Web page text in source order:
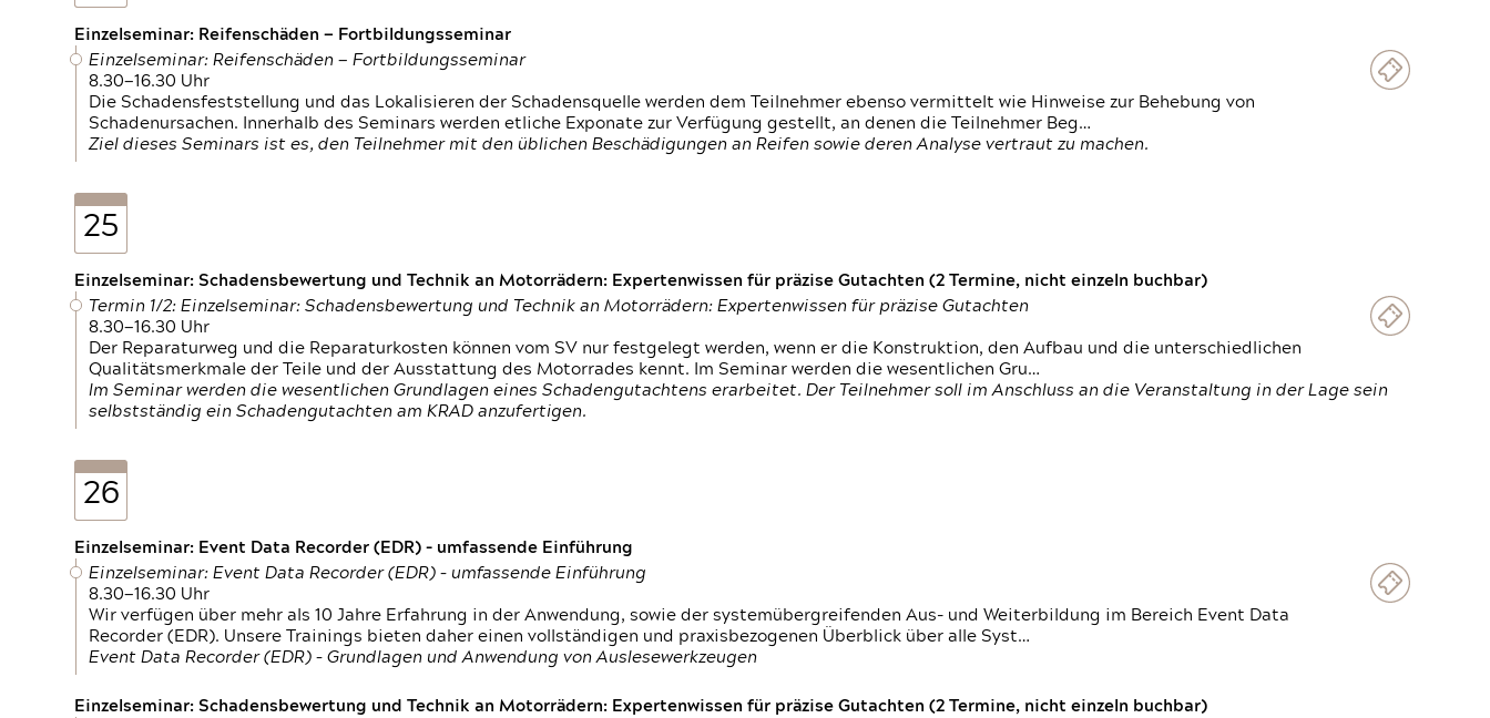
Einzelseminar: Reifenschäden — Fortbildungsseminar
Einzelseminar: Reifenschäden — Fortbildungsseminar
8.30—16.30 Uhr
Die Schadensfeststellung und das Lokalisieren der Schadensquelle werden dem Teilnehmer ebenso vermittelt wie Hinweise zur Behebung von
Schadenursachen. Innerhalb des Seminars werden etliche Exponate zur Verfügung gestellt, an denen die Teilnehmer Beg…
Ziel dieses Seminars ist es, den Teilnehmer mit den üblichen Beschädigungen an Reifen sowie deren Analyse vertraut zu machen.
25
Einzelseminar: Schadensbewertung und Technik an Motorrädern: Expertenwissen für präzise Gutachten (2 Termine, nicht einzeln buchbar)
Termin 1/2: Einzelseminar: Schadensbewertung und Technik an Motorrädern: Expertenwissen für präzise Gutachten
8.30—16.30 Uhr
Der Reparaturweg und die Reparaturkosten können vom SV nur festgelegt werden, wenn er die Konstruktion, den Aufbau und die unterschiedlichen
Qualitätsmerkmale der Teile und der Ausstattung des Motorrades kennt. Im Seminar werden die wesentlichen Gru…
Im Seminar werden die wesentlichen Grundlagen eines Schadengutachtens erarbeitet. Der Teilnehmer soll im Anschluss an die Veranstaltung in der Lage sein
selbstständig ein Schadengutachten am KRAD anzufertigen.
26
Einzelseminar: Event Data Recorder (EDR) – umfassende Einführung
Einzelseminar: Event Data Recorder (EDR) – umfassende Einführung
8.30—16.30 Uhr
Wir verfügen über mehr als 10 Jahre Erfahrung in der Anwendung, sowie der systemübergreifenden Aus- und Weiterbildung im Bereich Event Data
Recorder (EDR). Unsere Trainings bieten daher einen vollständigen und praxisbezogenen Überblick über alle Syst…
Event Data Recorder (EDR) – Grundlagen und Anwendung von Auslesewerkzeugen
Einzelseminar: Schadensbewertung und Technik an Motorrädern: Expertenwissen für präzise Gutachten (2 Termine, nicht einzeln buchbar)